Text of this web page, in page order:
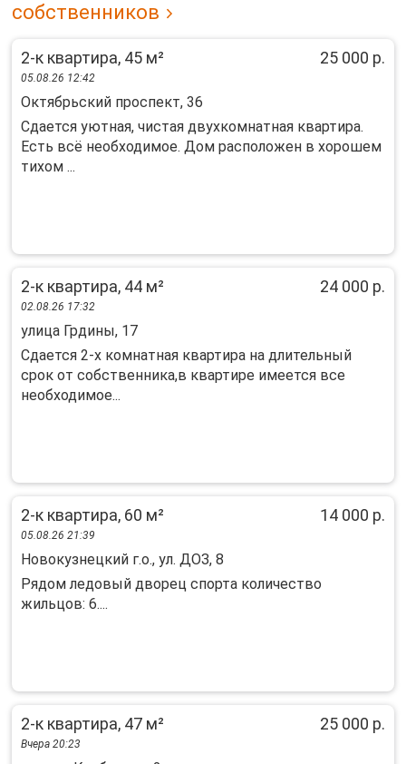
собственников
2-к квартира, 45 м² 25 000 р.
05.08.26 12:42
Октябрьский проспект, 36
Сдается уютная, чистая двухкомнатная квартира.
Есть всё необходимое. Дом расположен в хорошем
тихом ...
2-к квартира, 44 м² 24 000 р.
02.08.26 17:32
улица Грдины, 17
Сдается 2-х комнатная квартира на длительный
срок от собственника,в квартире имеется все
необходимое...
2-к квартира, 60 м² 14 000 р.
05.08.26 21:39
Новокузнецкий г.о., ул. ДОЗ, 8
Рядом ледовый дворец спорта количество
жильцов: 6....
2-к квартира, 47 м² 25 000 р.
Вчера 20:23